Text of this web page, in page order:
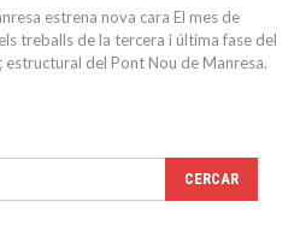
estrena nova cara El mes de
treballs de la tercera i última fase del
del Pont Nou de Manresa.